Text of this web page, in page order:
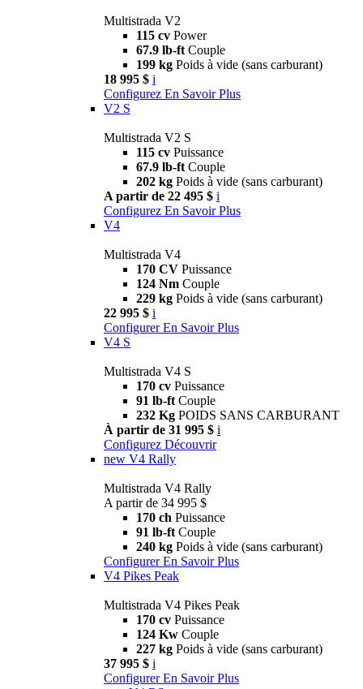
Multistrada V2
115 cv Power
67.9 lb-ft Couple
199 kg Poids à vide (sans carburant)
18 995 $ i
Configurez En Savoir Plus
V2 S
Multistrada V2 S
115 cv Puissance
67.9 lb-ft Couple
202 kg Poids à vide (sans carburant)
A partir de 22 495 $ i
Configurez En Savoir Plus
V4
Multistrada V4
170 CV Puissance
124 Nm Couple
229 kg Poids à vide (sans carburant)
22 995 $ i
Configurer En Savoir Plus
V4 S
Multistrada V4 S
170 cv Puissance
91 lb-ft Couple
232 Kg POIDS SANS CARBURANT
À partir de 31 995 $ i
Configurez Découvrir
new V4 Rally
Multistrada V4 Rally
A partir de 34 995 $
170 ch Puissance
91 lb-ft Couple
240 kg Poids à vide (sans carburant)
Configurer En Savoir Plus
V4 Pikes Peak
Multistrada V4 Pikes Peak
170 cv Puissance
124 Kw Couple
227 kg Poids à vide (sans carburant)
37 995 $ i
Configurer En Savoir Plus